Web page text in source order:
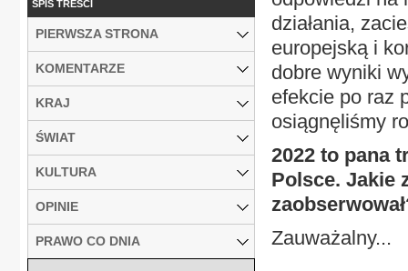
działania,
europejską i
dobre wyniki
efekcie po raz
osiągnęliśmy
2022 to pana
Polsce. Jakie
Zauważalny...
SPIS TREŚCI
PIERWSZA STRONA
KOMENTARZE
KRAJ
ŚWIAT
KULTURA
OPINIE
PRAWO CO DNIA